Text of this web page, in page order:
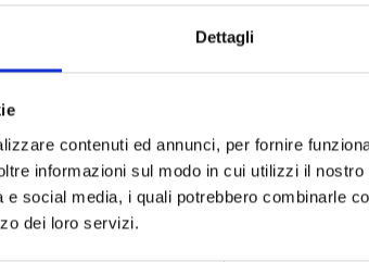
Dettagli
contenuti ed annunci, per fornire
informazioni sul modo in cui utilizzi il
e social media, i quali potrebbero combinarle
dei loro servizi.